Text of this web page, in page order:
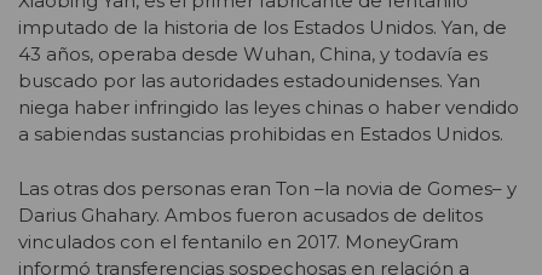
imputado de la historia de los Estados Unidos. Yan, de
43 años, operaba desde Wuhan, China, y todavía es
buscado por las autoridades estadounidenses. Yan
niega haber infringido las leyes chinas o haber vendido
a sabiendas sustancias prohibidas en Estados Unidos.
Las otras dos personas eran Ton –la novia de Gomes– y
Darius Ghahary. Ambos fueron acusados de delitos
vinculados con el fentanilo en 2017. MoneyGram
informó transferencias sospechosas en relación a